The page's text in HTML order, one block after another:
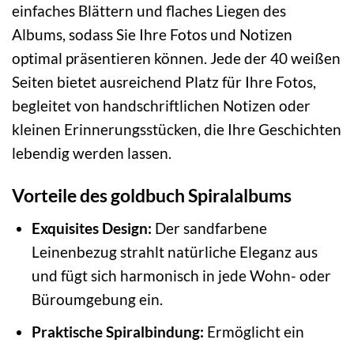
einfaches Blättern und flaches Liegen des
Albums, sodass Sie Ihre Fotos und Notizen
optimal präsentieren können. Jede der 40 weißen
Seiten bietet ausreichend Platz für Ihre Fotos,
begleitet von handschriftlichen Notizen oder
kleinen Erinnerungsstücken, die Ihre Geschichten
lebendig werden lassen.
Vorteile des goldbuch Spiralalbums
Exquisites Design: Der sandfarbene
Leinenbezug strahlt natürliche Eleganz aus
und fügt sich harmonisch in jede Wohn- oder
Büroumgebung ein.
Praktische Spiralbindung: Ermöglicht ein